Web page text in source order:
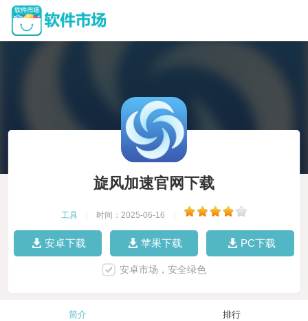
旋风加速官网下载
工具 时间：2025-06-16
安卓下载 苹果下载 PC下载
安卓市场，安全绿色
简介 排行